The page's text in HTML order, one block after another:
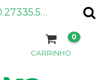
SAPATILHA MOLECA 5729.110.27335.53252
CARRINHO
0